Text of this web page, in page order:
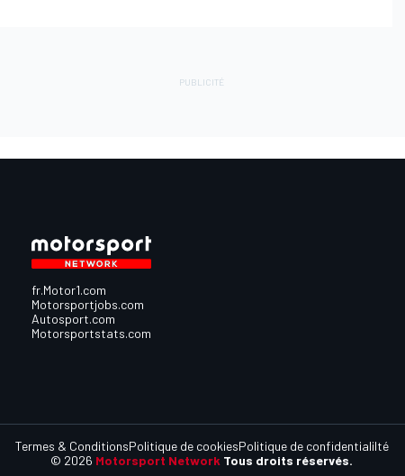
fr.Motor1.com
Motorsportjobs.com
Autosport.com
Motorsportstats.com
© 2026 Motorsport Network Tous droits réservés.
Termes & ConditionsPolitique de cookiesPolitique de confidentialilté